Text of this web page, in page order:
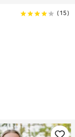
( 15)